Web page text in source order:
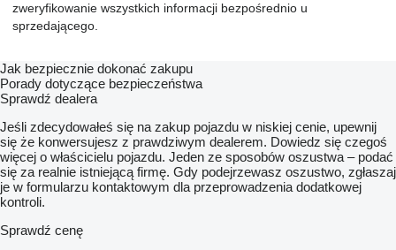
zweryfikowanie wszystkich informacji bezpośrednio u
sprzedającego.
Jak bezpiecznie dokonać zakupu
Porady dotyczące bezpieczeństwa
Sprawdź dealera
Jeśli zdecydowałeś się na zakup pojazdu w niskiej cenie, upewnij
się że konwersujesz z prawdziwym dealerem. Dowiedz się czegoś
więcej o właścicielu pojazdu. Jeden ze sposobów oszustwa – podać
się za realnie istniejącą firmę. Gdy podejrzewasz oszustwo, zgłaszaj
je w formularzu kontaktowym dla przeprowadzenia dodatkowej
kontroli.
Sprawdź cenę